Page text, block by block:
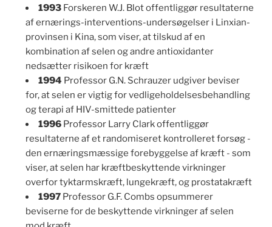
1993 Forskeren W.J. Blot offentliggør resultaterne
af ernærings-interventions-undersøgelser i Linxian-
provinsen i Kina, som viser, at tilskud af en
kombination af selen og andre antioxidanter
nedsætter risikoen for kræft
1994 Professor G.N. Schrauzer udgiver beviser
for, at selen er vigtig for vedligeholdelsesbehandling
og terapi af HIV-smittede patienter
1996 Professor Larry Clark offentliggør
resultaterne af et randomiseret kontrolleret forsøg -
den ernæringsmæssige forebyggelse af kræft - som
viser, at selen har kræftbeskyttende virkninger
overfor tyktarmskræft, lungekræft, og prostatakræft
1997 Professor G.F. Combs opsummerer
beviserne for de beskyttende virkninger af selen